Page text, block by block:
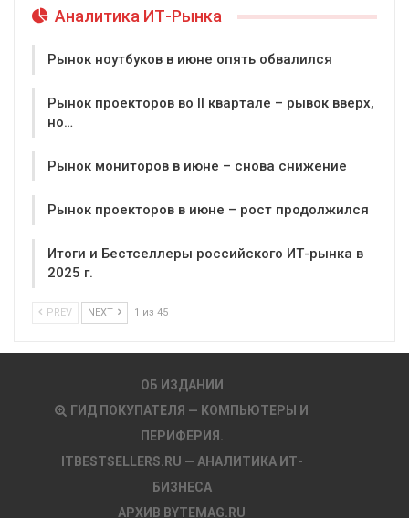
Аналитика ИТ-Рынка
Рынок ноутбуков в июне опять обвалился
Рынок проекторов во II квартале – рывок вверх,
но…
Рынок мониторов в июне – снова снижение
Рынок проекторов в июне – рост продолжился
Итоги и Бестселлеры российского ИТ-рынка в
2025 г.
PREV NEXT 1 из 45
ОБ ИЗДАНИИ
ГИД ПОКУПАТЕЛЯ — КОМПЬЮТЕРЫ И
ПЕРИФЕРИЯ.
ITBESTSELLERS.RU — АНАЛИТИКА ИТ-
БИЗНЕСА
АРХИВ BYTEMAG.RU